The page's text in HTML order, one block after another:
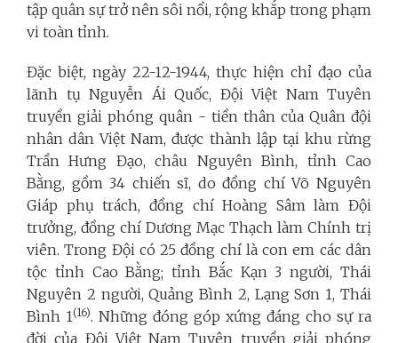
tập quân sự trở nên sôi nổi, rộng khắp trong phạm
vi toàn tỉnh.
Đặc biệt, ngày 22-12-1944, thực hiện chỉ đạo của
lãnh tụ Nguyễn Ái Quốc, Đội Việt Nam Tuyên
truyền giải phóng quân - tiền thân của Quân đội
nhân dân Việt Nam, được thành lập tại khu rừng
Trần Hưng Đạo, châu Nguyên Bình, tỉnh Cao
Bằng, gồm 34 chiến sĩ, do đồng chí Võ Nguyên
Giáp phụ trách, đồng chí Hoàng Sâm làm Đội
trưởng, đồng chí Dương Mạc Thạch làm Chính trị
viên. Trong Đội có 25 đồng chí là con em các dân
tộc tỉnh Cao Bằng; tỉnh Bắc Kạn 3 người, Thái
Nguyên 2 người, Quảng Bình 2, Lạng Sơn 1, Thái
Bình 1(16). Những đóng góp xứng đáng cho sự ra
đời của Đội Việt Nam Tuyên truyền giải phóng